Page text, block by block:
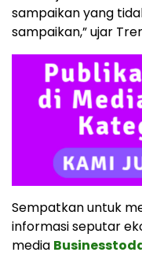
sampaikan yang
sampaikan,” ujar
Sempatkan untuk
informasi seputar
media